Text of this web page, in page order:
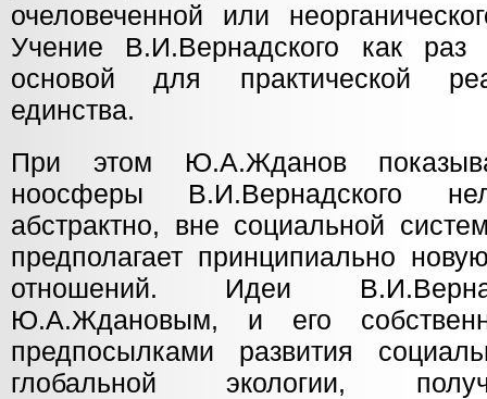
очеловеченной или
Учение В.И.Вернадского как раз
основой для практической
единства.
При этом Ю.А.Жданов
ноосферы В.И.Вернадского
абстрактно, вне социальной
предполагает принципиально
отношений. Идеи
Ю.А.Ждановым, и его
предпосылками развития
глобальной экологии,